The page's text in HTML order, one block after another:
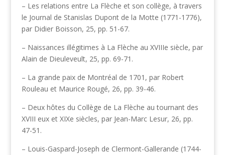
– Les relations entre La Flèche et son collège, à travers
le Journal de Stanislas Dupont de la Motte (1771-1776),
par Didier Boisson, 25, pp. 51-67.
– Naissances illégitimes à La Flèche au XVIIIe siècle, par
Alain de Dieuleveult, 25, pp. 69-71.
– La grande paix de Montréal de 1701, par Robert
Rouleau et Maurice Rougé, 26, pp. 39-46.
– Deux hôtes du Collège de La Flèche au tournant des
XVIII eux et XIXe siècles, par Jean-Marc Lesur, 26, pp.
47-51.
– Louis-Gaspard-Joseph de Clermont-Gallerande (1744-